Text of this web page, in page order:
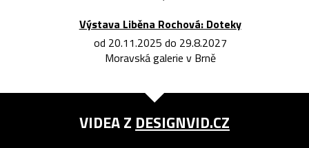
Výstava Liběna Rochová: Doteky
od 20.11.2025 do 29.8.2027
Moravská galerie v Brně
VIDEA Z DESIGNVID.CZ